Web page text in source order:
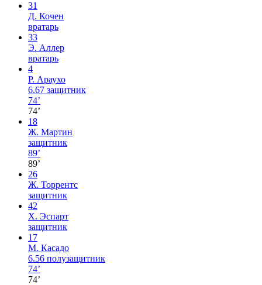
31
Д. Кочен
вратарь
33
Э. Аллер
вратарь
4
Р. Араухо
6.67 защитник
74’
74’
18
Ж. Мартин
защитник
89’
89’
26
Ж. Торрентс
защитник
42
Х. Эспарт
защитник
17
М. Касадо
6.56 полузащитник
74’
74’